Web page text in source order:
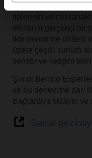
üzere çeşitli sunum
sensör ve iletişim
Şimdi Belimo
ve bu deneyime dair
Bağlantıya tıklayın ve